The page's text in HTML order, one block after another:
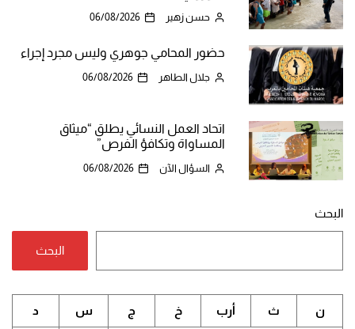
حسن زهير 06/08/2026
حضور المحامي جوهري وليس مجرد إجراء
جلال الطاهر 06/08/2026
اتحاد العمل النسائي يطلق “ميثاق
المساواة وتكافؤ الفرص”
السؤال الآن 06/08/2026
البحث
البحث
ن ث أرب خ ج س د